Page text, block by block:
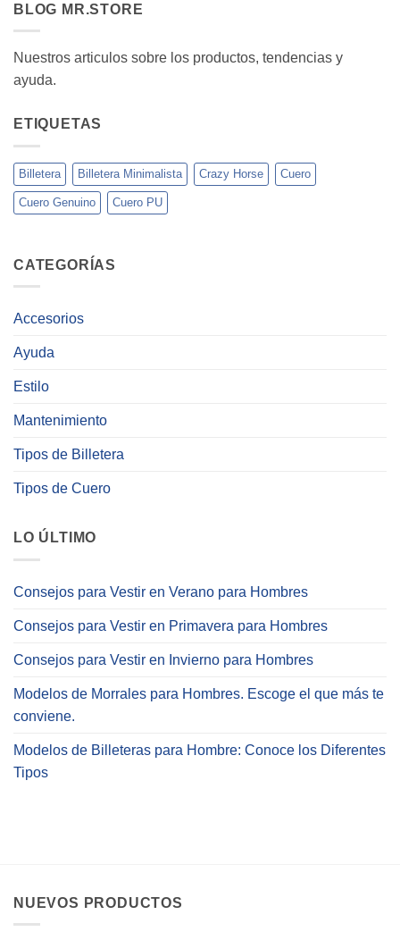
BLOG MR.STORE
Nuestros articulos sobre los productos, tendencias y
ayuda.
ETIQUETAS
Billetera Billetera Minimalista Crazy Horse Cuero
Cuero Genuino Cuero PU
CATEGORÍAS
Accesorios
Ayuda
Estilo
Mantenimiento
Tipos de Billetera
Tipos de Cuero
LO ÚLTIMO
Consejos para Vestir en Verano para Hombres
Consejos para Vestir en Primavera para Hombres
Consejos para Vestir en Invierno para Hombres
Modelos de Morrales para Hombres. Escoge el que más te
conviene.
Modelos de Billeteras para Hombre: Conoce los Diferentes
Tipos
NUEVOS PRODUCTOS